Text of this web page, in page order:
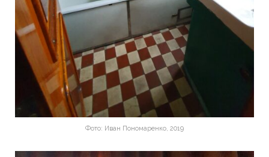
Фото: Иван Пономаренко, 2019